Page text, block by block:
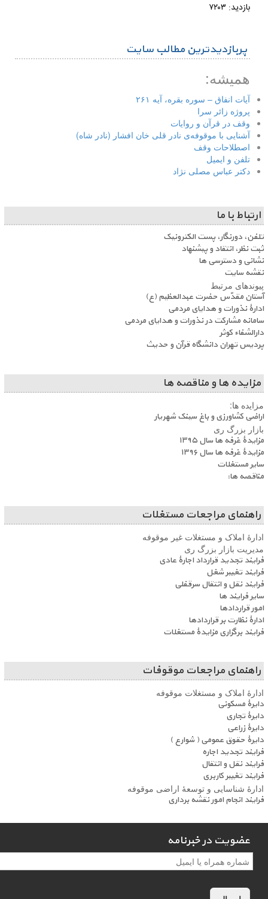
بازدید: ۷۲۰۳
پربازدیدترین مطالب سایت
همیشه:
آیات انفاق – سوره بقره، آیه ۲۶۱
پروژه زائر سرا
وقف در قرآن و روایات
آشنایی با موقوفه‌ی نادر قلی خان افشار (نادر شاه)
اصطلاحات وقف
تلفن و ایمیل
دکتر عباس مصلی نژاد
ارتباط با ما
تلفن، دورنگار، پست الکترونیک
ثبت نظر، انتقاد و پیشنهاد
نشانی و دسترسی ها
نقشه سایت
پیوندهای مرتبط
آستان مقدّس حضرت عبدالعظیم (ع)
ادارۀ نذورات و هدایای مردمی
سامانه مشارکت در نذورات و هدایای مردمی
دارالشفاء کوثر
پردیس تهران دانشگاه قرآن و حدیث
مزایده ها و مناقصه ها
مزایده ها:
اراضی کشاورزی و باغ سینک شهریار
بازار بزرگ ری
مزایدۀ غرفه ها سال ۱۳۹۵
مزایدۀ غرفه ها سال ۱۳۹۶
سایر مستغلات
مناقصه ها:
راهنمای مراجعات مستغلات
ادارۀ املاک و مستغلات غیر موقوفه
مدیریت بازار بزرگ ری
فرایند تجدید قرارداد اجارۀ عادی
فرایند تغییر شغل
فرایند نقل و انتقال سرقفلی
سایر فرایند ها
امور قراردادها
ادارۀ نظارت بر قراردادها
فرایند برگزاری مزایدۀ مستغلات
راهنمای مراجعات موقوفات
ادارۀ املاک و مستغلات موقوفه
دایرۀ مسکونی
دایرۀ تجاری
دایرۀ زراعی
دایرۀ حقوق عمومی ( شوارع )
فرایند تجدید اجاره
فرایند نقل و انتقال
فرایند تغییر کاربری
ادارۀ شناسایی و توسعۀ اراضی موقوفه
فرایند انجام امور نقشه برداری
عضویت در خبرنامه
عضویت در خبرنامه